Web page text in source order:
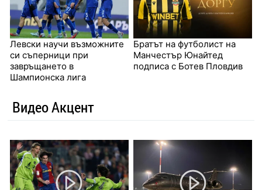
Левски научи възможните
си съперници при
завръщането в
Шампионска лига
Братът на футболист на
Манчестър Юнайтед
подписа с Ботев Пловдив
Видео Акцент